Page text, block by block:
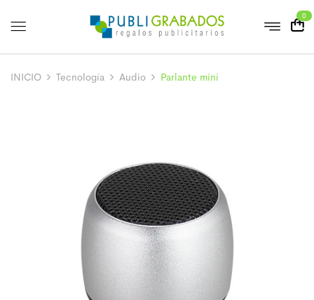
0
INICIO Tecnología Audio Parlante mini